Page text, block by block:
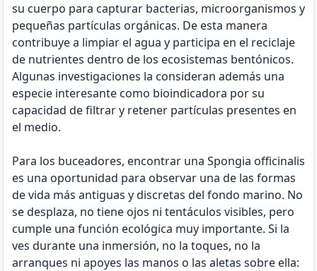
su cuerpo para capturar bacterias, microorganismos y
pequeñas partículas orgánicas. De esta manera
contribuye a limpiar el agua y participa en el reciclaje
de nutrientes dentro de los ecosistemas bentónicos.
Algunas investigaciones la consideran además una
especie interesante como bioindicadora por su
capacidad de filtrar y retener partículas presentes en
el medio.
Para los buceadores, encontrar una Spongia officinalis
es una oportunidad para observar una de las formas
de vida más antiguas y discretas del fondo marino. No
se desplaza, no tiene ojos ni tentáculos visibles, pero
cumple una función ecológica muy importante. Si la
ves durante una inmersión, no la toques, no la
arranques ni apoyes las manos o las aletas sobre ella: